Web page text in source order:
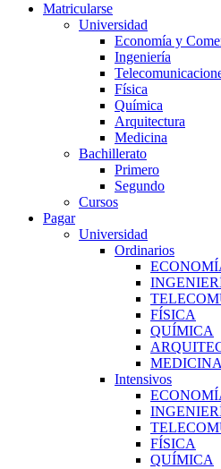
Matricularse
Universidad
Economía y
Ingeniería
Física
Química
Arquitectura
Medicina
Bachillerato
Primero
Segundo
Cursos
Pagar
Universidad
Ordinarios
FÍSICA
QUÍMICA
MEDICINA
Intensivos
FÍSICA
QUÍMICA